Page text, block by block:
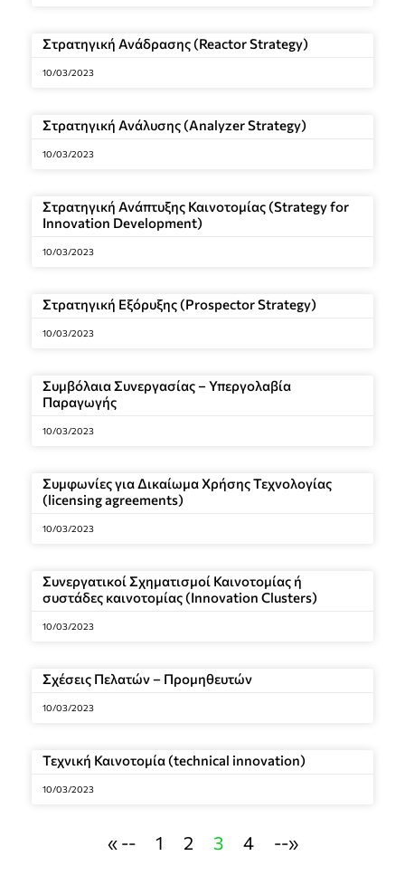
Στρατηγική Ανάδρασης (Reactor Strategy)
10/03/2023
Στρατηγική Ανάλυσης (Analyzer Strategy)
10/03/2023
Στρατηγική Ανάπτυξης Καινοτομίας (Strategy for
Innovation Development)
10/03/2023
Στρατηγική Εξόρυξης (Prospector Strategy)
10/03/2023
Συμβόλαια Συνεργασίας – Υπεργολαβία
Παραγωγής
10/03/2023
Συμφωνίες για Δικαίωμα Χρήσης Τεχνολογίας
(licensing agreements)
10/03/2023
Συνεργατικοί Σχηματισμοί Καινοτομίας ή
συστάδες καινοτομίας (Innovation Clusters)
10/03/2023
Σχέσεις Πελατών – Προμηθευτών
10/03/2023
Τεχνική Καινοτομία (technical innovation)
10/03/2023
« -- 1 2 3 4 --»